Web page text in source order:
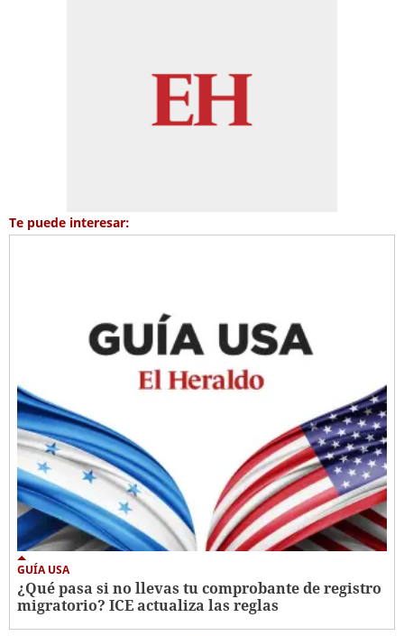
Te puede interesar:
GUÍA USA
¿Qué pasa si no llevas tu comprobante de registro
migratorio? ICE actualiza las reglas